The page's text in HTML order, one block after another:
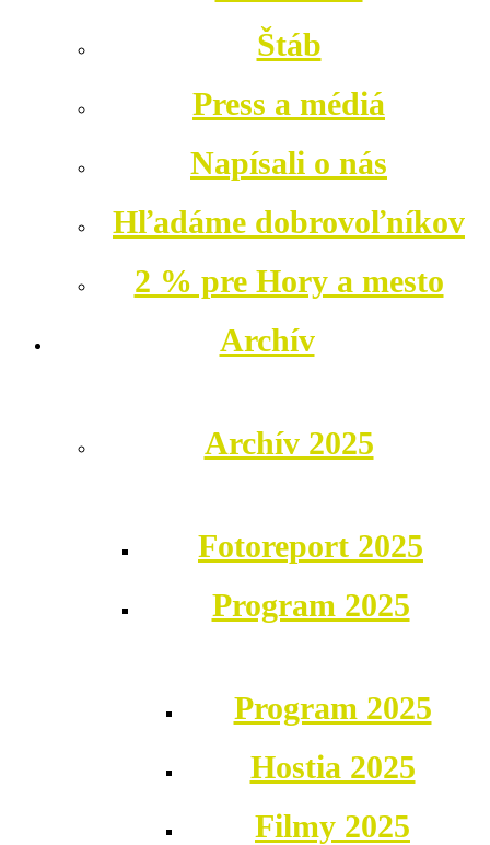
Štáb
Press a médiá
Napísali o nás
Hľadáme dobrovoľníkov
2 % pre Hory a mesto
Archív
Archív 2025
Fotoreport 2025
Program 2025
Program 2025
Hostia 2025
Filmy 2025